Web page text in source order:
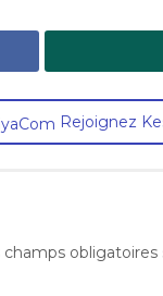
Rejoignez
champs